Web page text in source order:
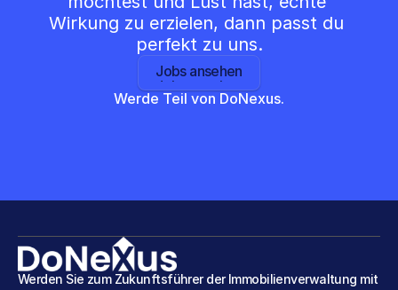
Wirkung zu erzielen, dann passt du
perfekt zu uns.
Jobs ansehen
Jobs ansehen
Werde Teil von DoNexus.
Werden Sie zum Zukunftsführer der Immobilienverwaltung mit